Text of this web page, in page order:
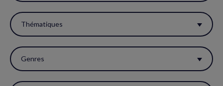
filtres
pour
réactualiser
la
page.
Thématiques
Genres